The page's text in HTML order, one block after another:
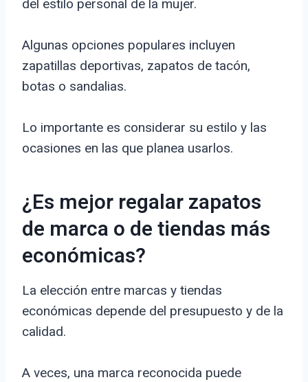
del estilo personal de la mujer.
Algunas opciones populares incluyen
zapatillas deportivas, zapatos de tacón,
botas o sandalias.
Lo importante es considerar su estilo y las
ocasiones en las que planea usarlos.
¿Es mejor regalar zapatos
de marca o de tiendas más
económicas?
La elección entre marcas y tiendas
económicas depende del presupuesto y de la
calidad.
A veces, una marca reconocida puede